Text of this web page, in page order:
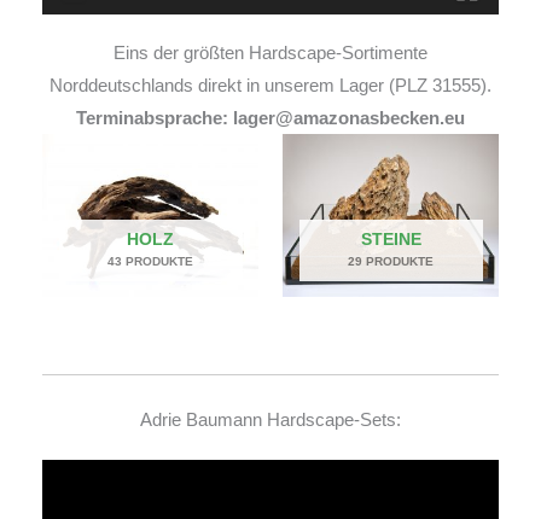
Eins der größten Hardscape-Sortimente
Norddeutschlands direkt in unserem Lager (PLZ 31555).
Terminabsprache: lager@amazonasbecken.eu
HOLZ
43 PRODUKTE
STEINE
29 PRODUKTE
Adrie Baumann Hardscape-Sets: